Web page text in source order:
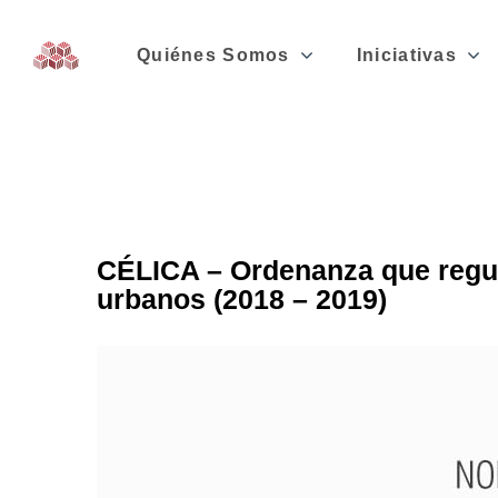
Quiénes Somos Iniciativas
CÉLICA – Ordenanza que
urbanos (2018 – 2019)